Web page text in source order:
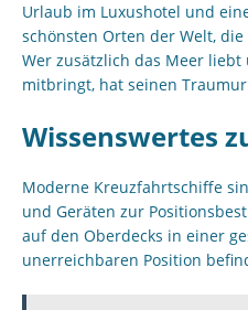
Urlaub im Luxushotel und
schönsten Orten der Welt,
Wer zusätzlich das Meer
mitbringt, hat seinen
Wissenswertes
Moderne Kreuzfahrtschiffe
und Geräten zur
auf den Oberdecks in einer
unerreichbaren Position